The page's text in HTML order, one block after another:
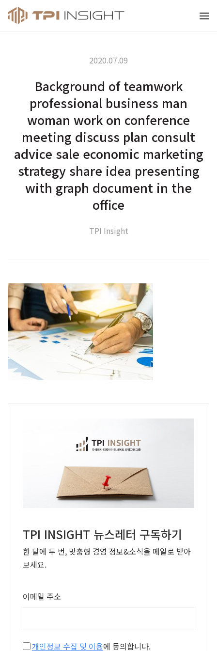
티피아이 인사이트
2020.07.09
Background of teamwork
professional business man
woman work on conference
meeting discuss plan consult
advice sale economic marketing
strategy share idea presenting
with graph document in the
office
TPI Insight
TPI INSIGHT 뉴스레터 구독하기
한 달에 두 번, 맞춤형 경영 정보&소식을 메일로 받아
보세요.
이메일 주소
개인정보 수집 및 이용에 동의합니다.